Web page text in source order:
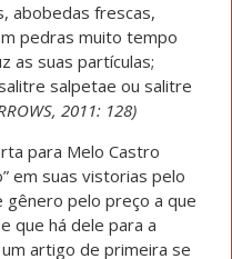
abobedas frescas,
pedras muito tempo
as suas partículas;
salpetae ou salitre
2011: 128)
para Melo Castro
em suas vistorias pelo
gênero pelo preço a que
que há dele para a
artigo de primeira se